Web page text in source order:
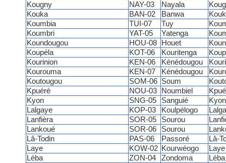
Kougny
NAY-03 Nayala
Kouka
BAN-02 Banwa
Koumbia
TUI-07 Tuy
Koumbri
YAT-05 Yatenga
Koundougou
HOU-08 Houet
Koupéla
KOT-06 Kouritenga
Kourinion
KEN-06 Kénédougou
Kourouma
KEN-07 Kénédougou
Koutougou
SOM-06 Soum
Kpuéré
NOU-03 Noumbiel
Kyon
SNG-05 Sanguié
Kyon
Lalgaye
KOP-03 Koulpélogo
Lanfièra
SOR-05 Sourou
Lankoué
SOR-06 Sourou
Lâ-Todin
PAS-06 Passoré
Lâ-
Laye
KOW-02 Kourwéogo
Laye
Léba
ZON-04 Zondoma
Léba